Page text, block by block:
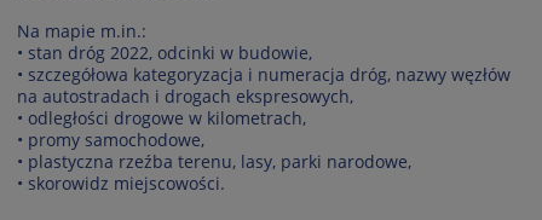
Na mapie m.in.:
• stan dróg 2022, odcinki w budowie,
• szczegółowa kategoryzacja i numeracja dróg, nazwy węzłów
na autostradach i drogach ekspresowych,
• odległości drogowe w kilometrach,
• promy samochodowe,
• plastyczna rzeźba terenu, lasy, parki narodowe,
• skorowidz miejscowości.